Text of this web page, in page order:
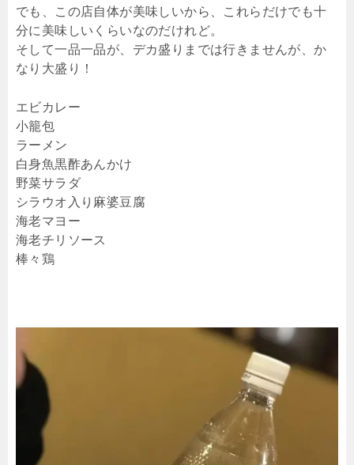
でも、この店自体が美味しいから、これらだけでも十
分に美味しいくらいなのだけれど。
そして一品一品が、デカ盛りまでは行きませんが、か
なり大盛り！
エビカレー
小籠包
ラーメン
白身魚黒酢あんかけ
野菜サラダ
シラウオ入り麻婆豆腐
海老マヨー
海老チリソース
棒々鶏